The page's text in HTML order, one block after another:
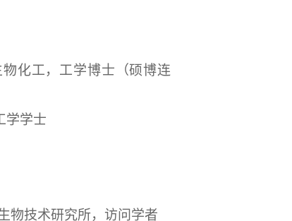
化工，工学博士（硕博连
学学士
物技术研究所，访问学者